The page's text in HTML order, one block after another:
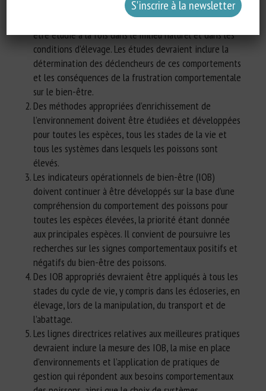
Le comportement naturel des espèces élevées devrait
être étudié à la fois dans le milieu naturel et dans les
conditions d’élevage. Les études devraient inclure la
détermination des déclencheurs de ces comportements
et les conséquences de la frustration comportementale
sur le bien-être.
Des méthodes appropriées d’enrichissement de
l’environnement doivent être étudiées et développées
pour toutes les espèces, tous les stades de la vie et
tous les systèmes dans lesquels les poissons sont
élevés.
Les indicateurs opérationnels de bien-être (IOB)
doivent continuer à être développés sur la base d’une
compréhension du comportement des poissons pour
toutes les espèces élevées, la priorité étant donnée
aux principales espèces. Il convient de poursuivre les
recherches sur les signes comportementaux positifs et
négatifs du bien-être des poissons.
Des IOB appropriés devraient être appliqués à tous les
stades du cycle de vie, y compris dans les écloseries, en
élevage, lors de la manipulation, du transport et de
l’abattage.
Les lignes directrices relatives aux meilleures pratiques
devraient inclure la mesure des IOB, la mise en place
d’environnements et l’application de pratiques de
gestion qui répondent aux besoins comportementaux